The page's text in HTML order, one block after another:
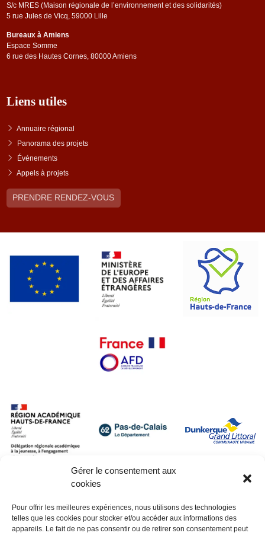
Gérer le consentement aux
cookies
Pour offrir les meilleures expériences, nous utilisons des technologies
telles que les cookies pour stocker et/ou accéder aux informations des
appareils. Le fait de ne pas consentir ou de retirer son consentement peut
S/c MRES (Maison régionale de l’environnement et des solidarités)
5 rue Jules de Vicq, 59000 Lille
Bureaux à Amiens
Espace Somme
6 rue des Hautes Cornes, 80000 Amiens
Liens utiles
Annuaire régional
Panorama des projets
Événements
Appels à projets
PRENDRE RENDEZ-VOUS